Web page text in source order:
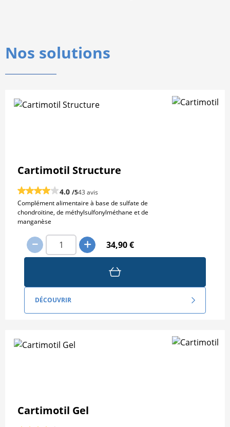
Nos solutions
Cartimotil Structure
4.0 /543 avis
Complément alimentaire à base de sulfate de
chondroïtine, de méthylsulfonylméthane et de
manganèse
34,90 €
DÉCOUVRIR
Cartimotil Gel